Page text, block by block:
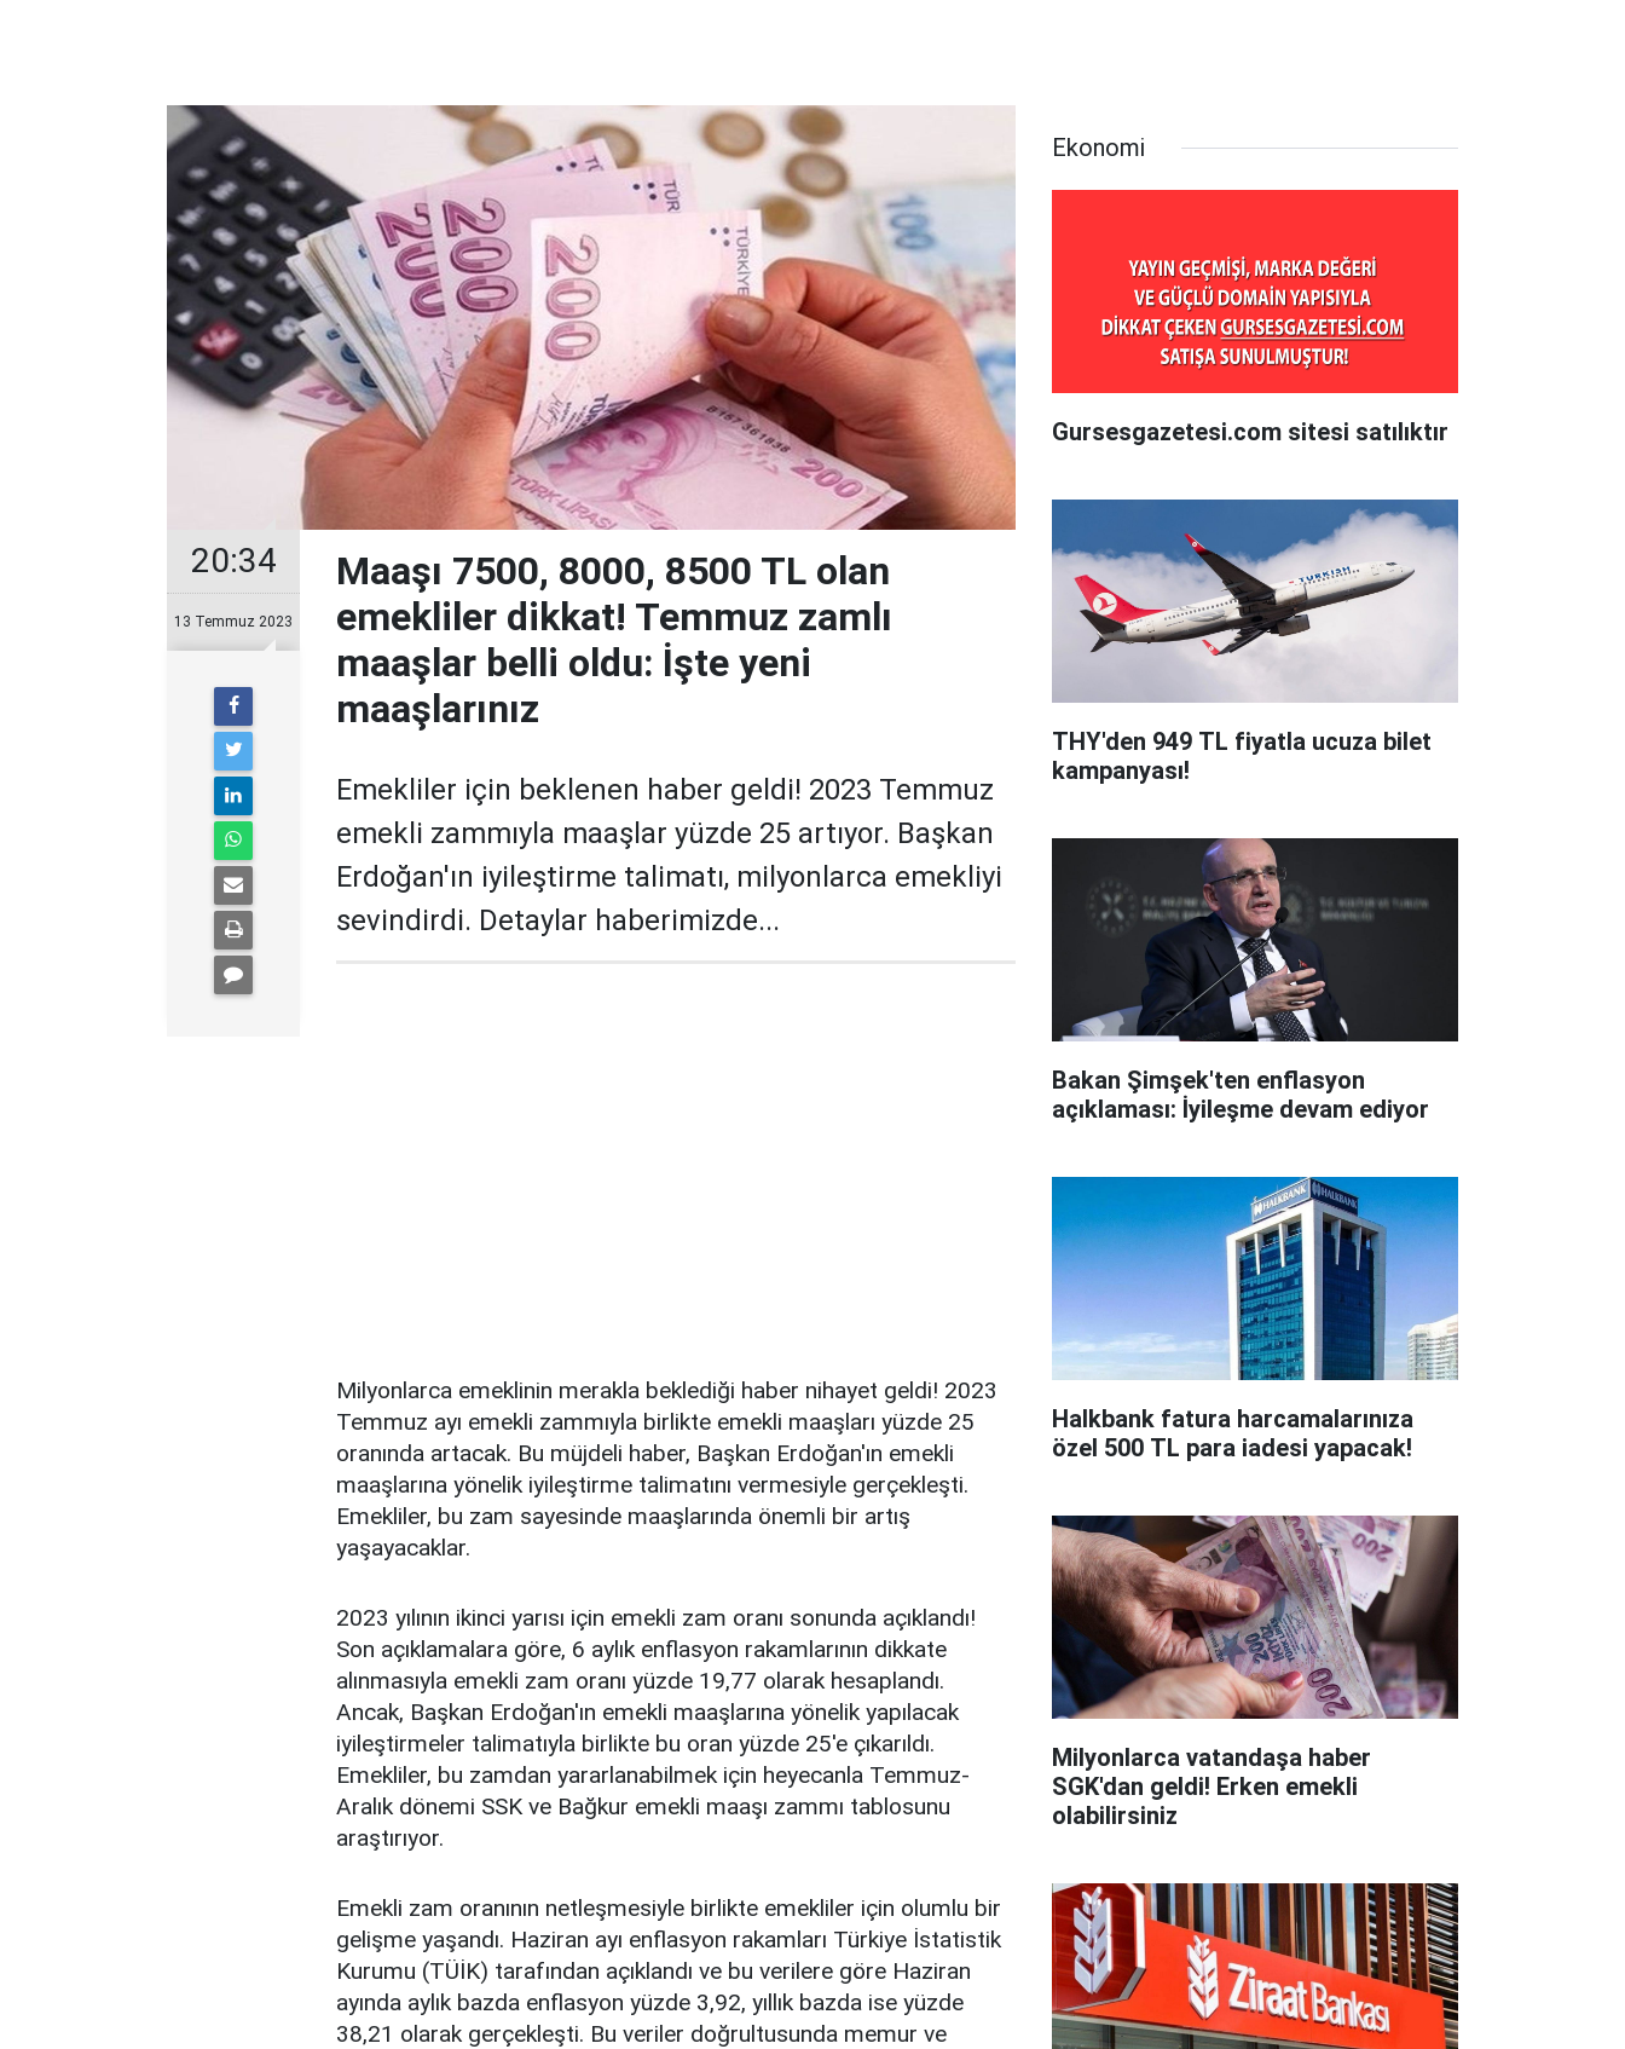
20:34
13 Temmuz 2023
Maaşı 7500, 8000, 8500 TL olan
emekliler dikkat! Temmuz zamlı
maaşlar belli oldu: İşte yeni
maaşlarınız
Emekliler için beklenen haber geldi! 2023 Temmuz
emekli zammıyla maaşlar yüzde 25 artıyor. Başkan
Erdoğan'ın iyileştirme talimatı, milyonlarca emekliyi
sevindirdi. Detaylar haberimizde...
Milyonlarca emeklinin merakla beklediği haber nihayet geldi! 2023
Temmuz ayı emekli zammıyla birlikte emekli maaşları yüzde 25
oranında artacak. Bu müjdeli haber, Başkan Erdoğan'ın emekli
maaşlarına yönelik iyileştirme talimatını vermesiyle gerçekleşti.
Emekliler, bu zam sayesinde maaşlarında önemli bir artış
yaşayacaklar.
2023 yılının ikinci yarısı için emekli zam oranı sonunda açıklandı!
Son açıklamalara göre, 6 aylık enflasyon rakamlarının dikkate
alınmasıyla emekli zam oranı yüzde 19,77 olarak hesaplandı.
Ancak, Başkan Erdoğan'ın emekli maaşlarına yönelik yapılacak
iyileştirmeler talimatıyla birlikte bu oran yüzde 25'e çıkarıldı.
Emekliler, bu zamdan yararlanabilmek için heyecanla Temmuz-
Aralık dönemi SSK ve Bağkur emekli maaşı zammı tablosunu
araştırıyor.
Emekli zam oranının netleşmesiyle birlikte emekliler için olumlu bir
gelişme yaşandı. Haziran ayı enflasyon rakamları Türkiye İstatistik
Kurumu (TÜİK) tarafından açıklandı ve bu verilere göre Haziran
ayında aylık bazda enflasyon yüzde 3,92, yıllık bazda ise yüzde
38,21 olarak gerçekleşti. Bu veriler doğrultusunda memur ve
Ekonomi
Gursesgazetesi.com sitesi satılıktır
THY'den 949 TL fiyatla ucuza bilet
kampanyası!
Bakan Şimşek'ten enflasyon
açıklaması: İyileşme devam ediyor
Halkbank fatura harcamalarınıza
özel 500 TL para iadesi yapacak!
Milyonlarca vatandaşa haber
SGK'dan geldi! Erken emekli
olabilirsiniz